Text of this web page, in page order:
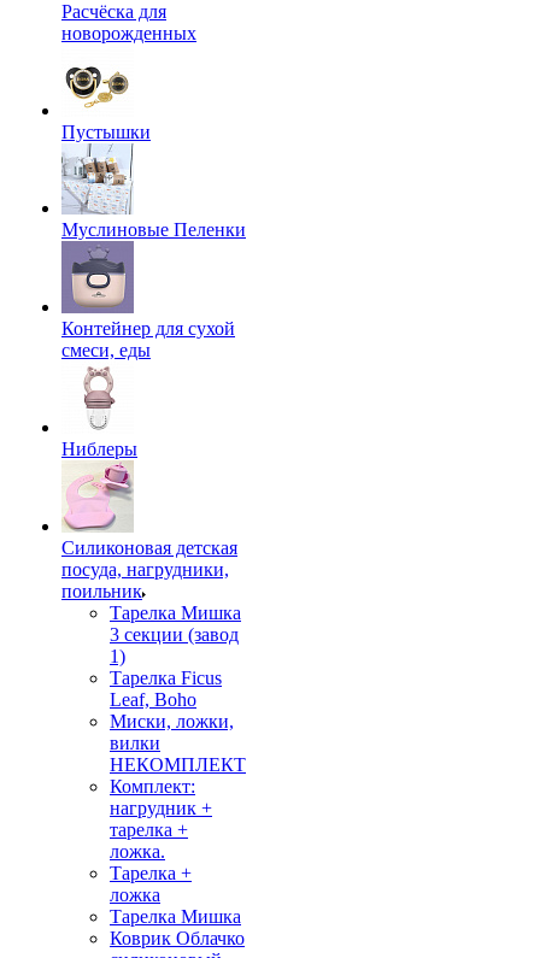
Расчёска для
новорожденных
Пустышки
Муслиновые Пеленки
Контейнер для сухой
смеси, еды
Ниблеры
Силиконовая детская
посуда, нагрудники,
поильник
Тарелка Мишка
3 секции (завод
1)
Тарелка Ficus
Leaf, Boho
Миски, ложки,
вилки
НЕКОМПЛЕКТ
Комплект:
нагрудник +
тарелка +
ложка.
Тарелка +
ложка
Тарелка Мишка
Коврик Облачко